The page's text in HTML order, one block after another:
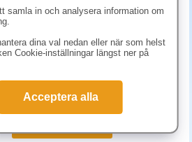
kr (inkl. moms)
samla in och analysera information om
dina val nedan eller när som helst
Cookie-inställningar längst ner på
Acceptera alla